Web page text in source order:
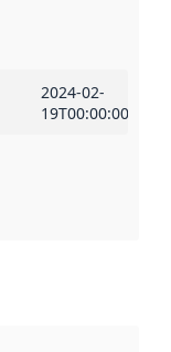
2024-02-
19T00:00:00Z